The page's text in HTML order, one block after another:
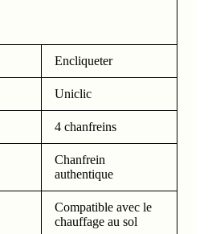
Encliqueter
Uniclic
4 chanfreins
Chanfrein
authentique
Compatible avec le
chauffage au sol